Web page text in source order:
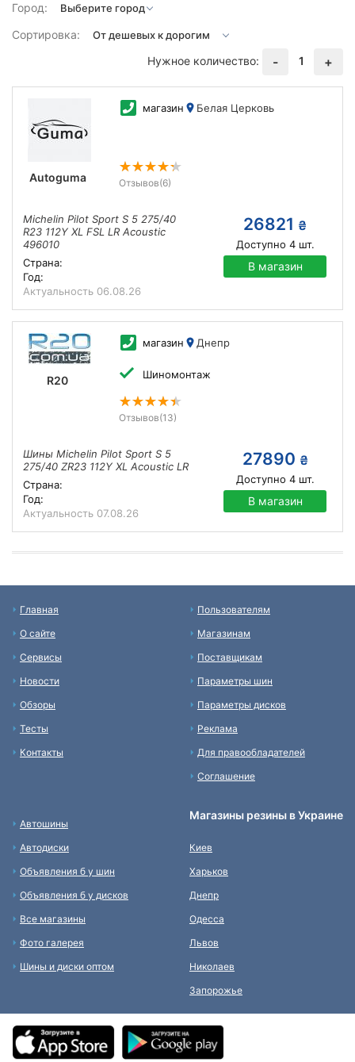
Город:
Сортировка:
Нужное количество:
- 1 +
Autoguma
магазин Белая Церковь
Отзывов(6)
Michelin Pilot Sport S 5 275/40
R23 112Y XL FSL LR Acoustic
496010
Страна:
Год:
Актуальность 06.08.26
26821 ₴
Доступно 4шт.
В магазин
R20
магазин Днепр
Шиномонтаж
Отзывов(13)
Шины Michelin Pilot Sport S 5
275/40 ZR23 112Y XL Acoustic LR
Страна:
Год:
Актуальность 07.08.26
27890 ₴
Доступно 4шт.
В магазин
Главная
О сайте
Сервисы
Новости
Обзоры
Тесты
Контакты
Пользователям
Магазинам
Поставщикам
Параметры шин
Параметры дисков
Реклама
Для правообладателей
Соглашение
Автошины
Автодиски
Объявления б у шин
Объявления б у дисков
Все магазины
Фото галерея
Шины и диски оптом
Магазины резины в Украине
Киев
Харьков
Днепр
Одесса
Львов
Николаев
Запорожье